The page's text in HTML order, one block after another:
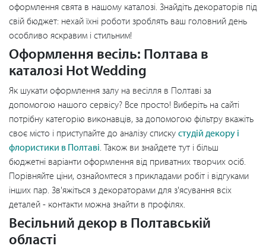
оформлення свята в нашому каталозі. Знайдіть декораторів під
свій бюджет: нехай їхні роботи зроблять ваш головний день
особливо яскравим і стильним!
Оформлення весіль: Полтава в
каталозі Hot Wedding
Як шукати оформлення залу на весілля в Полтаві за
допомогою нашого сервісу? Все просто! Виберіть на сайті
потрібну категорію виконавців, за допомогою фільтру вкажіть
своє місто і приступайте до аналізу списку студій декору і
флористики в Полтаві. Також ви знайдете тут і більш
бюджетні варіанти оформлення від приватних творчих осіб.
Порівняйте ціни, ознайомтеся з прикладами робіт і відгуками
інших пар. Зв'яжіться з декораторами для з'ясування всіх
деталей - контакти можна знайти в профілях.
Весільний декор в Полтавській
області